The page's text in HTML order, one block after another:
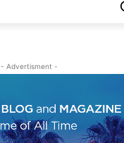
- Advertisment -